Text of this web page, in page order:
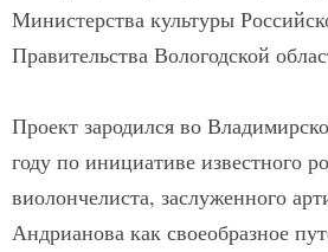
Министерства культуры
Правительства Вологодской
Проект зародился во
году по инициативе известного
виолончелиста, заслуженного
Андрианова как своеобразное